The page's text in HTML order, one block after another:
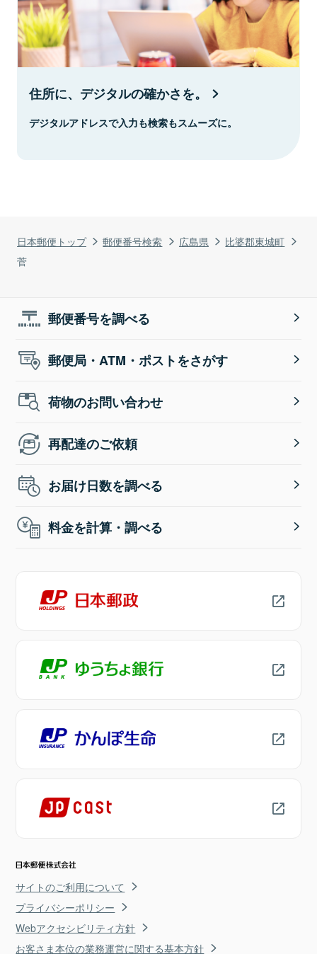
日本郵便トップ 郵便番号検索 広島県
比婆郡東城町
菅
住所に、デジタルの確かさを。
デジタルアドレスで入力も検索もスムーズに。
郵便番号を調べる
郵便局・ATM・ポストをさがす
荷物のお問い合わせ
再配達のご依頼
お届け日数を調べる
料金を計算・調べる
サイトのご利用について
プライバシーポリシー
Webアクセシビリティ方針
お客さま本位の業務運営に関する基本方針